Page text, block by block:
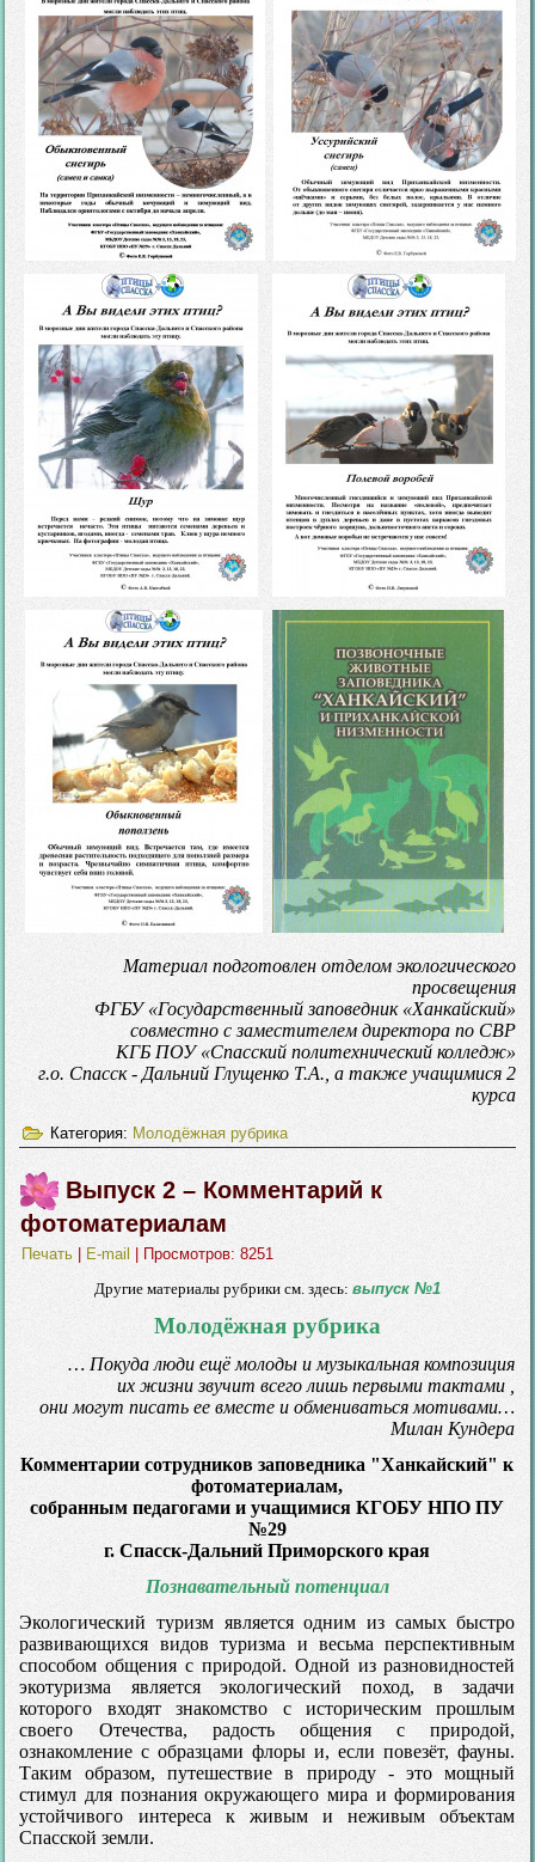
Материал подготовлен отделом экологического
просвещения
ФГБУ «Государственный заповедник «Ханкайский»
совместно с заместителем директора по СВР
КГБ ПОУ «Спасский политехнический колледж»
г.о. Спасск - Дальний Глущенко Т.А., а также учащимися 2
курса
Категория: Молодёжная рубрика
Выпуск 2 – Комментарий к
фотоматериалам
Печать E-mail
| Просмотров: 8251
Другие материалы рубрики см. здесь: выпуск №1
Молодёжная рубрика
… Покуда люди ещё молоды и музыкальная композиция
их жизни звучит всего лишь первыми тактами ,
они могут писать ее вместе и обмениваться мотивами…
Милан Кундера
Комментарии сотрудников заповедника "Ханкайский" к
фотоматериалам,
собранным педагогами и учащимися КГОБУ НПО ПУ
№29
г. Спасск-Дальний Приморского края
Познавательный потенциал
Экологический туризм является одним из самых быстро
развивающихся видов туризма и весьма перспективным
способом общения с природой. Одной из разновидностей
экотуризма является экологический поход, в задачи
которого входят знакомство с историческим прошлым
своего Отечества, радость общения с природой,
ознакомление с образцами флоры и, если повезёт, фауны.
Таким образом, путешествие в природу - это мощный
стимул для познания окружающего мира и формирования
устойчивого интереса к живым и неживым объектам
Спасской земли.